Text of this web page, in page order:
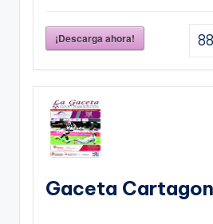
¡Descarga ahora!
Gaceta